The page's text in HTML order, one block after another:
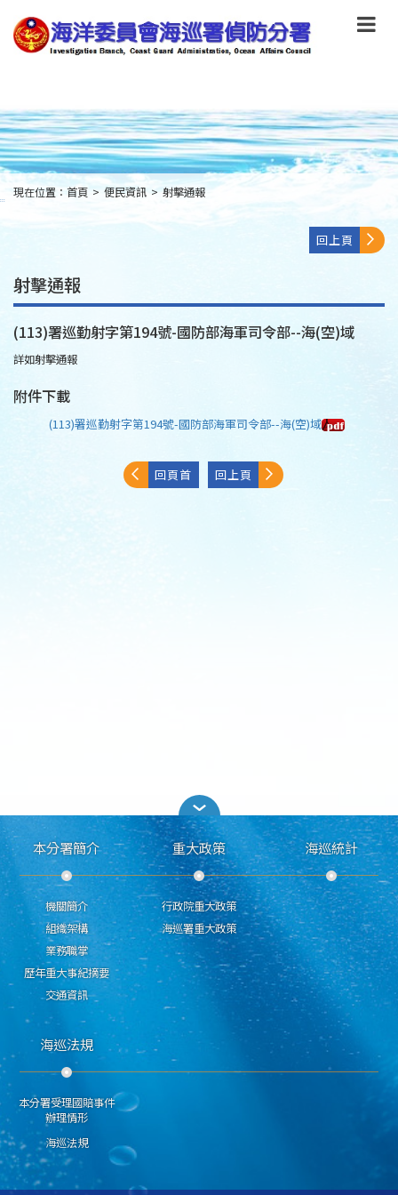
到
主
要
to
main
content
:::
現在位置： 首頁 > 便民資訊 > 射擊通報
回上頁
射擊通報
(113)署巡勤射字第194號-國防部海軍司令部--海(空)域
詳如射擊通報
附件下載
(113)署巡勤射字第194號-國防部海軍司令部--海(空)域
回頁首 回上頁
本分署簡介
機關簡介
組織架構
業務職掌
歷年重大事紀摘要
交通資訊
重大政策
行政院重大政策
海巡署重大政策
海巡統計
海巡法規
本分署受理國賠事件
辦理情形
海巡法規